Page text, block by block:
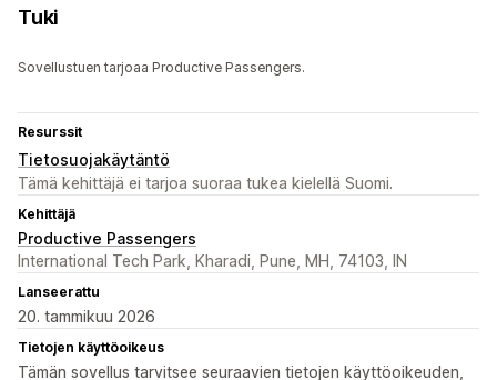
Tuki
Sovellustuen tarjoaa Productive Passengers.
Resurssit
Tietosuojakäytäntö
Tämä kehittäjä ei tarjoa suoraa tukea kielellä Suomi.
Kehittäjä
Productive Passengers
International Tech Park, Kharadi, Pune, MH, 74103, IN
Lanseerattu
20. tammikuu 2026
Tietojen käyttöoikeus
Tämän sovellus tarvitsee seuraavien tietojen käyttöoikeuden,